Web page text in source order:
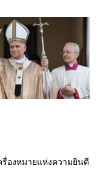
หมายแห่งความยินดี